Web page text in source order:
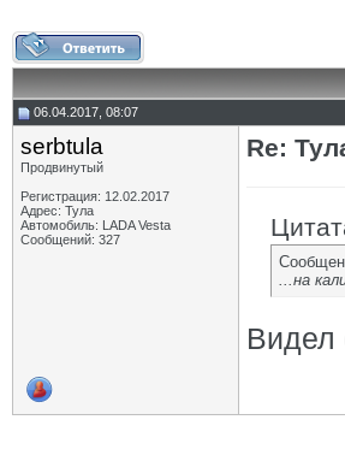
06.04.2017, 08:07
serbtula
Продвинутый
Регистрация: 12.02.2017
Адрес: Тула
Автомобиль: LADA Vesta
Сообщений: 327
Re:
...на
Видел